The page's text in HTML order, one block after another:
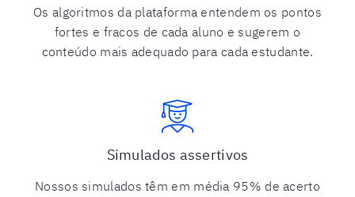
Os algoritmos da plataforma entendem os pontos
fortes e fracos de cada aluno e sugerem o
conteúdo mais adequado para cada estudante.
Simulados assertivos
Nossos simulados têm em média 95% de acerto